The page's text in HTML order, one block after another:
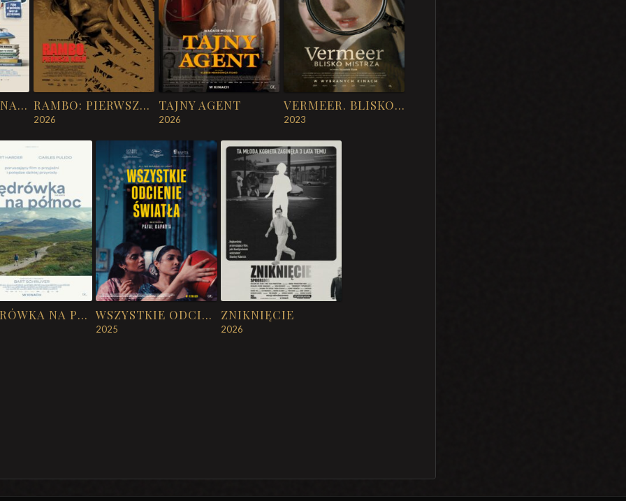
PRZYPADKIEM NAPISAŁAM KSIĄŻKĘ RAMBO: PIERWSZA KREW
2026
TAJNY AGENT
2026
VERMEER. BLISKO MISTRZA
2023
WĘDRÓWKA NA PÓŁNOC WSZYSTKIE ODCIENIE ŚWIATŁA
2025
ZNIKNIĘCIE
2026